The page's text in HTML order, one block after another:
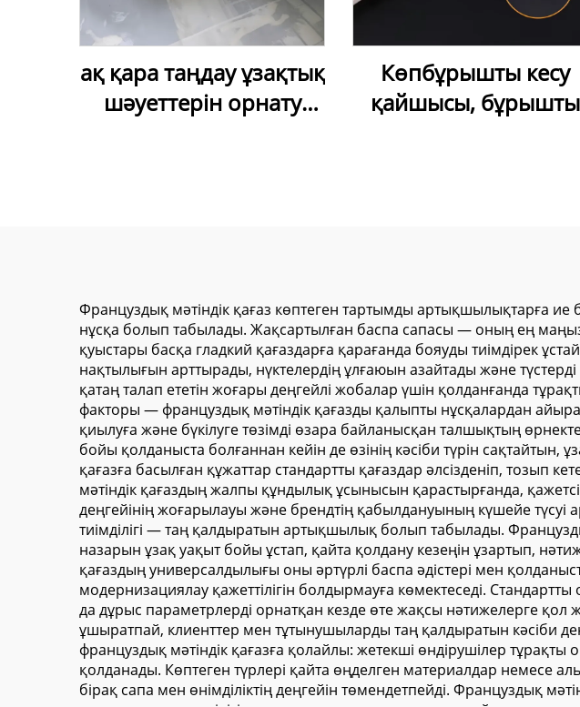
ақ қара таңдау ұзақтық
шәуеттерін орнату
Көпбұрышты кесу
қайшысы, бұрышты
Француздық мәтіндік қағаз көптеген тартымды артықшылықтарға
нұсқа болып табылады. Жақсартылған баспа сапасы — оның ең
қуыстары басқа гладкий қағаздарға қарағанда бояуды тиімдірек
нақтылығын арттырады, нүктелердің ұлғаюын азайтады және
қатаң талап ететін жоғары деңгейлі жобалар үшін қолданғанда
факторы — француздық мәтіндік қағазды қалыпты нұсқалардан
қиылуға және бүкілуге төзімді өзара байланысқан талшықтың
бойы қолданыста болғаннан кейін де өзінің кәсіби түрін
қағазға басылған құжаттар стандартты қағаздар әлсізденіп, тозып
мәтіндік қағаздың жалпы құндылық ұсынысын қарастырғанда,
деңгейінің жоғарылауы және брендтің қабылдануының күшейе
тиімділігі — таң қалдыратын артықшылық болып табылады.
назарын ұзақ уақыт бойы ұстап, қайта қолдану кезеңін ұзартып,
қағаздың универсалдылығы оны әртүрлі баспа әдістері мен
модернизациялау қажеттілігін болдырмауға көмектеседі.
да дұрыс параметрлерді орнатқан кезде өте жақсы нәтижелерге
ұшыратпай, клиенттер мен тұтынушыларды таң қалдыратын кәсіби
француздық мәтіндік қағазға қолайлы: жетекші өндірушілер
қолданады. Көптеген түрлері қайта өңделген материалдар немесе
бірақ сапа мен өнімділіктің деңгейін төмендетпейді. Француздық